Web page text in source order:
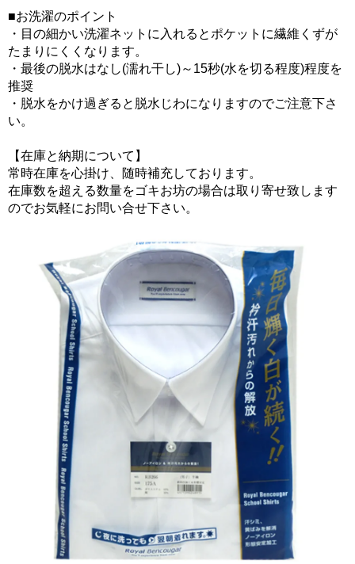
■お洗濯のポイント
・目の細かい洗濯ネットに入れるとポケットに繊維くずが
たまりにくくなります。
・最後の脱水はなし(濡れ干し)～15秒(水を切る程度)程度を
推奨
・脱水をかけ過ぎると脱水じわになりますのでご注意下さ
い。
【在庫と納期について】
常時在庫を心掛け、随時補充しております。
在庫数を超える数量をゴキお坊の場合は取り寄せ致します
のでお気軽にお問い合せ下さい。